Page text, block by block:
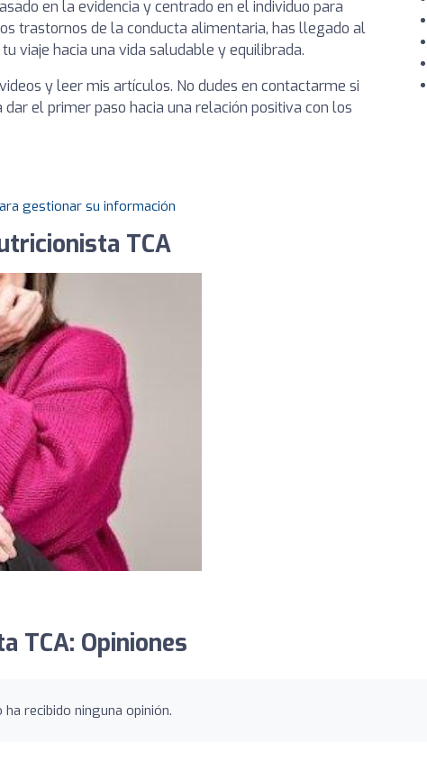
en la evidencia y centrado en el individuo para
trastornos de la conducta alimentaria, has llegado al
viaje hacia una vida saludable y equilibrada.
y leer mis artículos. No dudes en contactarme si
el primer paso hacia una relación positiva con los
gestionar su información
TCA
TCA: Opiniones
recibido ninguna opinión.